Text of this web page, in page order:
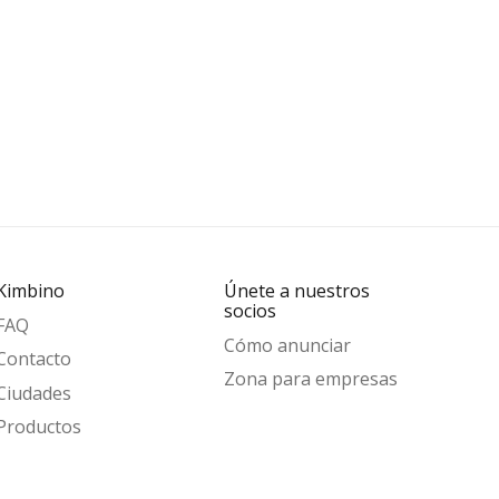
Únete a nuestros
socios
Cómo anunciar
Zona para empresas